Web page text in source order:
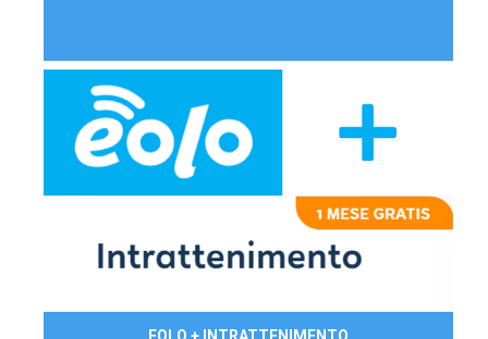
EOLO + INTRATTENIMENTO